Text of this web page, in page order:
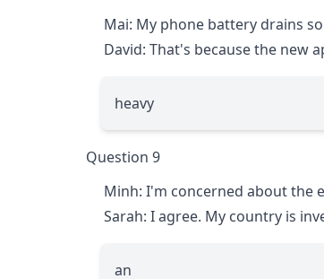
Mai: My phone battery drains
David: That's because the new
heavy
Question 9
Minh: I'm concerned about the
Sarah: I agree. My country is
an